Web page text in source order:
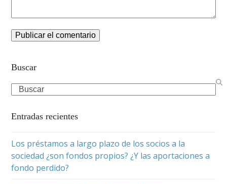
Buscar
Search
Entradas recientes
Los préstamos a largo plazo de los socios a la
sociedad ¿son fondos propios? ¿Y las aportaciones a
fondo perdido?